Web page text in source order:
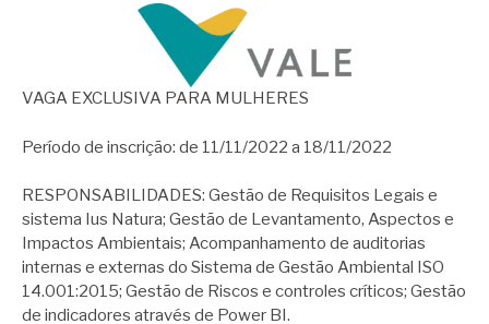
VAGA EXCLUSIVA PARA MULHERES
Período de inscrição: de 11/11/2022 a 18/11/2022
RESPONSABILIDADES: Gestão de Requisitos Legais e
sistema Ius Natura; Gestão de Levantamento, Aspectos e
Impactos Ambientais; Acompanhamento de auditorias
internas e externas do Sistema de Gestão Ambiental ISO
14.001:2015; Gestão de Riscos e controles críticos; Gestão
de indicadores através de Power BI.